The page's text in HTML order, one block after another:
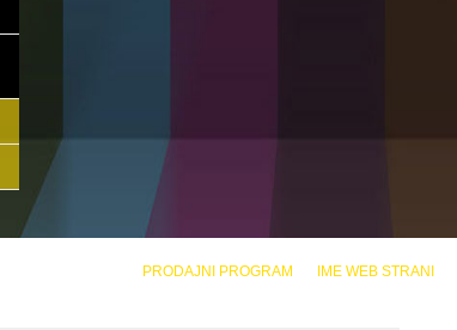
PRODAJNI PROGRAM IME WEB STRANI